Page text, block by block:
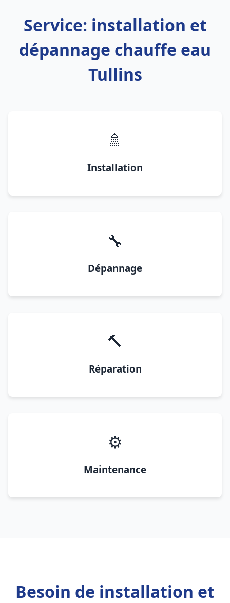
Service: installation et
dépannage chauffe eau
Tullins
🚿
Installation
🔧
Dépannage
🔨
Réparation
⚙️
Maintenance
Besoin de installation et